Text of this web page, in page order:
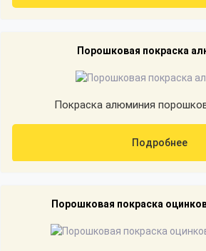
Порошковая покраска
Покраска алюминия
Подробнее
Порошковая покраска